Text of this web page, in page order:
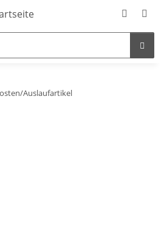
Auslaufartikel